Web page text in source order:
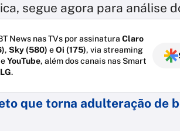
segue agora para análise
News nas TVs por assinatura Claro
, Sky (580) eOi (175), via streaming
eYouTube, além dos canais nas Smart
LG.
que torna adulteração de